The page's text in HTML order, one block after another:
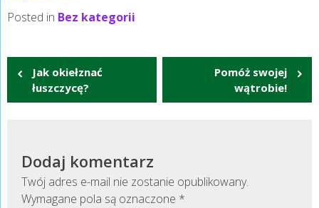
Posted in Bez kategorii
Nawigacja
wpisu
Jak okiełznać
łuszczycę?
Pomóż swojej
wątrobie!
Dodaj komentarz
Twój adres e-mail nie zostanie opublikowany.
Wymagane pola są oznaczone *